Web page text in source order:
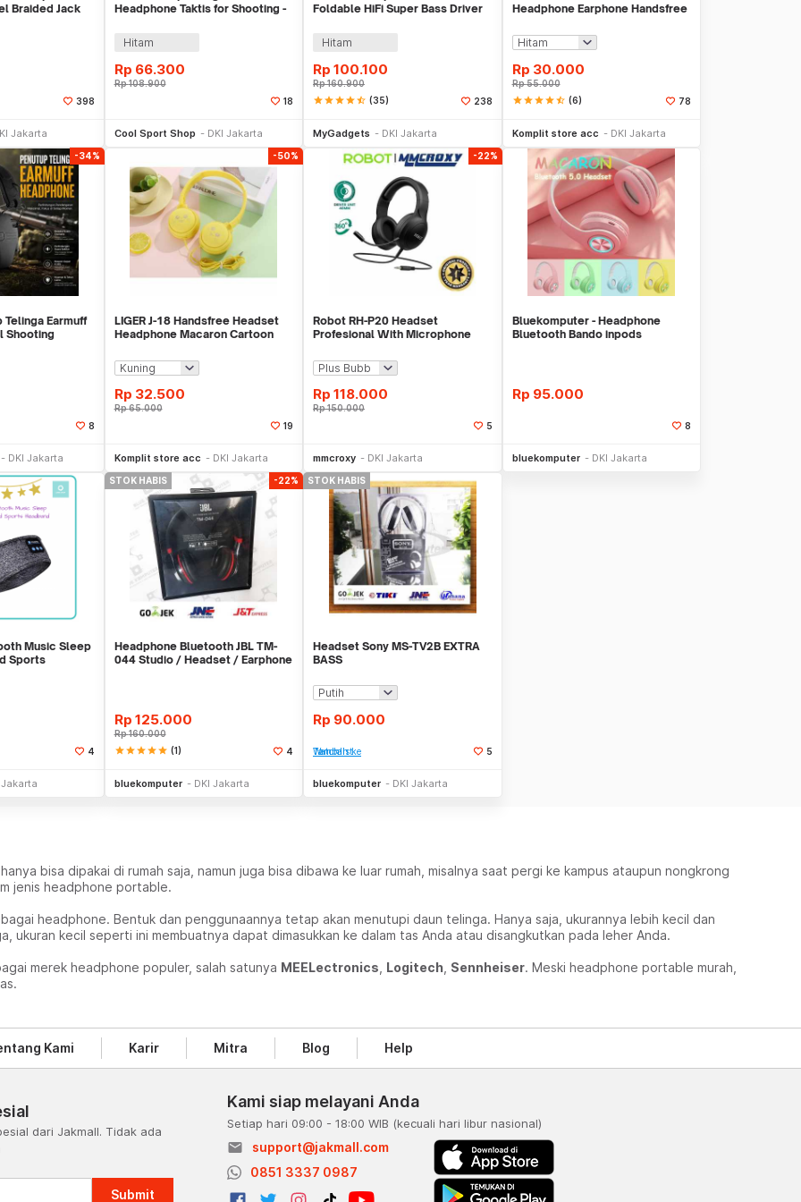
Braided Jack
398
Jakarta
Headphone Taktis for Shooting -
Hitam
Rp 66.300
Rp108.900
18
Cool Sport Shop DKI Jakarta
Foldable HiFi Super Bass Driver
Hitam
Rp 100.100
Rp160.900
starstarstarstarstar_half (35) 238
MyGadgets DKI Jakarta
Headphone Earphone Handsfree
Rp 30.000
Rp55.000
starstarstarstarstar_half (6) 78
Komplit store acc DKI Jakarta
-34%
Telinga Earmuff
Shooting
8
DKI Jakarta
-50%
LIGER J-18 Handsfree Headset
Headphone Macaron Cartoon
Rp 32.500
Rp65.000
19
Komplit store acc DKI Jakarta
-22%
Robot RH-P20 Headset
Profesional With Microphone
Rp 118.000
Rp150.000
5
mmcroxy DKI Jakarta
Bluekomputer - Headphone
Bluetooth Bando inpods
Rp 95.000
8
bluekomputer DKI Jakarta
Music Sleep
Sports
4
Jakarta
STOK HABIS -22%
Headphone Bluetooth JBL TM-
044 Studio / Headset / Earphone
Rp 125.000
Rp160.000
starstarstarstarstar (1) 4
bluekomputer DKI Jakarta
STOK HABIS
Headset Sony MS-TV2B EXTRA
BASS
Rp 90.000
Tambah ke Watchlist 5
bluekomputer DKI Jakarta
bisa dipakai di rumah saja, namun juga bisa dibawa ke luar rumah, misalnya saat pergi ke kampus ataupun nongkrong
jenis headphone portable.
headphone. Bentuk dan penggunaannya tetap akan menutupi daun telinga. Hanya saja, ukurannya lebih kecil dan
kecil seperti ini membuatnya dapat dimasukkan ke dalam tas Anda atau disangkutkan pada leher Anda.
merek headphone populer, salah satunya MEELectronics Logitech Sennheiser. Meski headphone portable murah,
Kami Karir Mitra Blog Help
dari Jakmall. Tidak ada
Submit
Kami siap melayani Anda
Setiap hari 09:00 - 18:00 WIB (kecuali hari libur nasional)
email
support@jakmall.com
0851 3337 0987